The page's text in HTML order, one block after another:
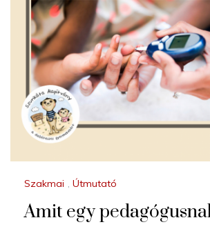
Szakmai , Útmutató
Amit egy